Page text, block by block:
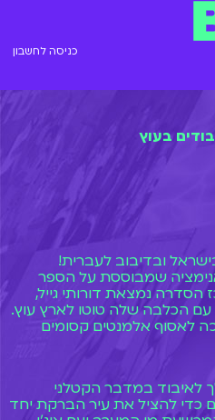
כניסה לחשבון
בעוץ
ובדיבוב לעברית!
שמבוססת על הספר
נמצאת דורותי גייל,
הכלבה שלה טוטו לארץ עוץ.
לאסוף אלמנטים קסומים
לאיבוד במדבר הקטלני
כדי להציל את עיר הברקת יחד